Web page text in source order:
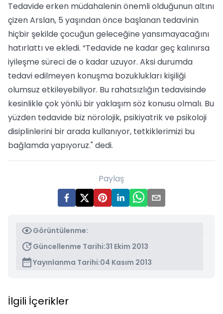
Tedavide erken müdahalenin önemli olduğunun altını
çizen Arslan, 5 yaşından önce başlanan tedavinin
hiçbir şekilde çocuğun geleceğine yansımayacağını
hatırlattı ve ekledi. “Tedavide ne kadar geç kalınırsa
iyileşme süreci de o kadar uzuyor. Aksi durumda
tedavi edilmeyen konuşma bozuklukları kişiliği
olumsuz etkileyebiliyor. Bu rahatsızlığın tedavisinde
kesinlikle çok yönlü bir yaklaşım söz konusu olmalı. Bu
yüzden tedavide biz nörolojik, psikiyatrik ve psikoloji
disiplinlerini bir arada kullanıyor, tetkiklerimizi bu
bağlamda yapıyoruz." dedi.
Paylaş
Görüntülenme:
Güncellenme Tarihi:31 Ekim 2013
Yayınlanma Tarihi:04 Kasım 2013
İlgili İçerikler